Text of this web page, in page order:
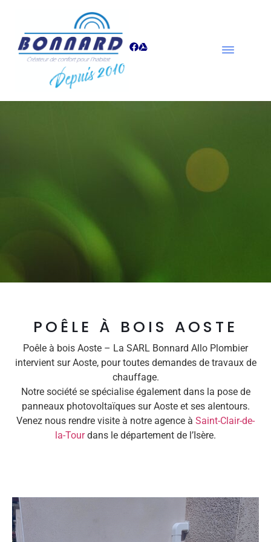
POÊLE À BOIS AOSTE
Poêle à bois Aoste – La SARL Bonnard Allo Plombier
intervient sur Aoste, pour toutes demandes de travaux de
chauffage.
Notre société se spécialise également dans la pose de
panneaux photovoltaïques sur Aoste et ses alentours.
Venez nous rendre visite à notre agence à Saint-Clair-de-
la-Tourdans le département de l’Isère.